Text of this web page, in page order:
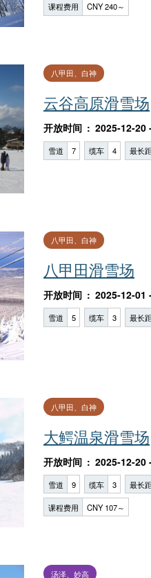
课程费用 CNY 240～
云谷高原滑雪场
八甲田、白神
开放时间 2025-12-20
雪道 7 缆车 4 最长
八甲田滑雪场
八甲田、白神
开放时间 2025-12-01
雪道 5 缆车 3 最长
大鳄温泉滑雪场
八甲田、白神
开放时间 2025-12-20
雪道 9 缆车 3 最长
课程费用 CNY 107～
汤泽、妙高